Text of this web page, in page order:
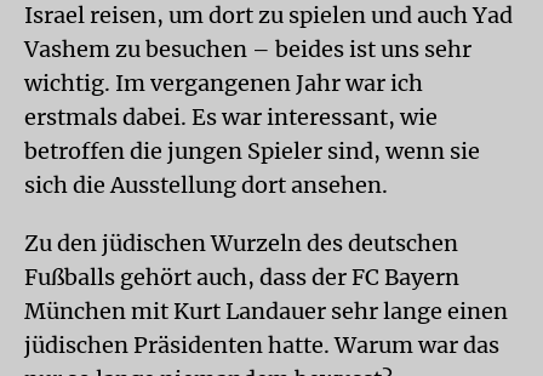
Israel reisen, um dort zu spielen und auch Yad
Vashem zu besuchen – beides ist uns sehr
wichtig. Im vergangenen Jahr war ich
erstmals dabei. Es war interessant, wie
betroffen die jungen Spieler sind, wenn sie
sich die Ausstellung dort ansehen.
Zu den jüdischen Wurzeln des deutschen
Fußballs gehört auch, dass der FC Bayern
München mit Kurt Landauer sehr lange einen
jüdischen Präsidenten hatte. Warum war das